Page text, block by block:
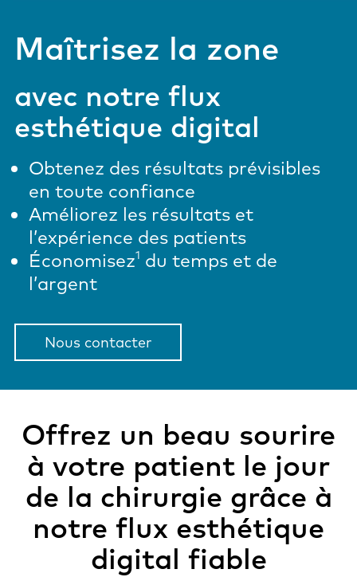
Maîtrisez la zone
avec notre flux
esthétique digital
Obtenez des résultats prévisibles
en toute confiance
Améliorez les résultats et
l’expérience des patients
Économisez1 du temps et de
l’argent
Nous contacter
Offrez un beau sourire
à votre patient le jour
de la chirurgie grâce à
notre flux esthétique
digital fiable